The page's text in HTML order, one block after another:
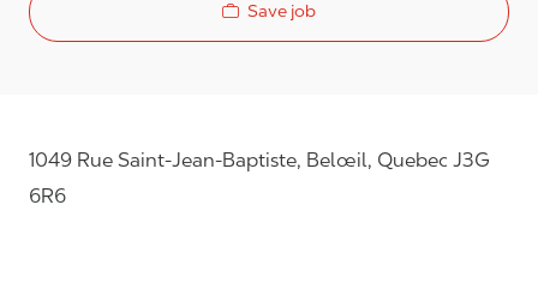
Save job
1049 Rue Saint-Jean-Baptiste, Belœil, Quebec J3G
6R6